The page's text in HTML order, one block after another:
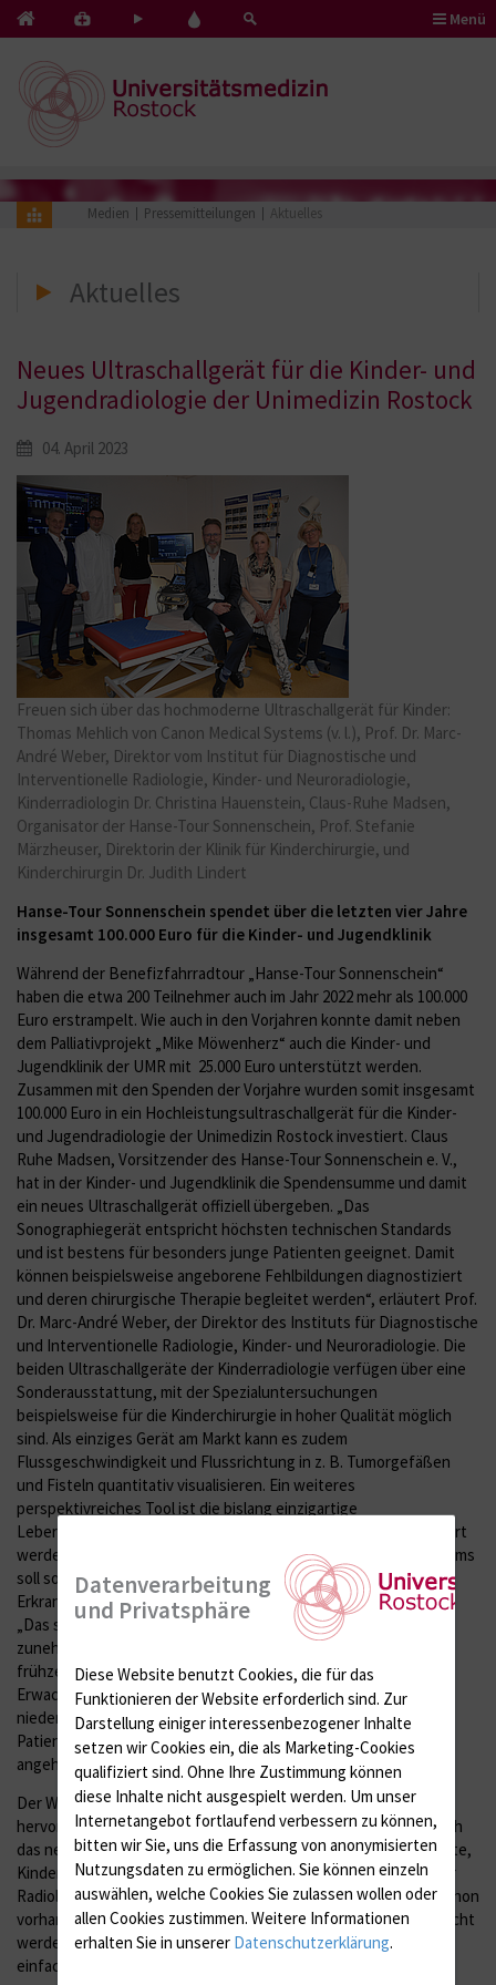
Kontakt
Notfälle
Pflege
Herz
Blut
Menü
Medien Pressemitteilungen Aktuelles
Aktuelles
Neues Ultraschallgerät für die Kinder- und
Jugendradiologie der Unimedizin Rostock
04. April 2023
Freuen sich über das hochmoderne Ultraschallgerät für Kinder:
Thomas Mehlich von Canon Medical Systems (v. l.), Prof. Dr. Marc-
André Weber, Direktor vom Institut für Diagnostische und
Interventionelle Radiologie, Kinder- und Neuroradiologie,
Kinderradiologin Dr. Christina Hauenstein, Claus-Ruhe Madsen,
Organisator der Hanse-Tour Sonnenschein, Prof. Stefanie
Märzheuser, Direktorin der Klinik für Kinderchirurgie, und
Kinderchirurgin Dr. Judith Lindert
Hanse-Tour Sonnenschein spendet über die letzten vier Jahre
insgesamt 100.000 Euro für die Kinder- und Jugendklinik
Während der Benefizfahrradtour „Hanse-Tour Sonnenschein“
haben die etwa 200 Teilnehmer auch im Jahr 2022 mehr als 100.000
Euro erstrampelt. Wie auch in den Vorjahren konnte damit neben
dem Palliativprojekt „Mike Möwenherz“ auch die Kinder- und
Jugendklinik der UMR mit 25.000 Euro unterstützt werden.
Zusammen mit den Spenden der Vorjahre wurden somit insgesamt
100.000 Euro in ein Hochleistungsultraschallgerät für die Kinder-
und Jugendradiologie der Unimedizin Rostock investiert. Claus
Ruhe Madsen, Vorsitzender des Hanse-Tour Sonnenschein e. V.,
hat in der Kinder- und Jugendklinik die Spendensumme und damit
ein neues Ultraschallgerät offiziell übergeben. „Das
Sonographiegerät entspricht höchsten technischen Standards
und ist bestens für besonders junge Patienten geeignet. Damit
können beispielsweise angeborene Fehlbildungen diagnostiziert
und deren chirurgische Therapie begleitet werden“, erläutert Prof.
Dr. Marc-André Weber, der Direktor des Instituts für Diagnostische
und Interventionelle Radiologie, Kinder- und Neuroradiologie. Die
beiden Ultraschallgeräte der Kinderradiologie verfügen über eine
Sonderausstattung, mit der Spezialuntersuchungen
beispielsweise für die Kinderchirurgie in hoher Qualität möglich
sind. Als einziges Gerät am Markt kann es zudem
Flussgeschwindigkeit und Flussrichtung in z. B. Tumorgefäßen
und Fisteln quantitativ visualisieren. Ein weiteres
perspektivreiches Tool ist die bislang einzigartige
Leberfettmessung mit der der Fettgehalt der Leber quantifiziert
werden kann. In Kooperation mit der Firma Canon Medical Systems
soll so eine Art Früherkennung für fettleberassoziierte
Erkrankungen bei Kindern und Jugendlichen etabliert werden.
„Das sind ganz wichtige Untersuchungsergebnisse bei der
zunehmenden Zahl an fettleibigen Kindern. So erkennen wir
frühzeitig Organveränderungen, die sonst erst im
Erwachsenenalter auftreten,“ so Weber. „Gemeinsam mit den
niedergelassenen Kinderärzten können wir bei diesen jungen
Patienten die Begleiterkrankungen der Adipositas besser
angehen.“
Der Wissenschaftliche Vorstand Prof. Dr. Emil Reisinger hebt
hervor, dass „neben der verbesserten Krankenversorgung durch
das neue Ultraschallgerät auch die Ausbildung junger Kinderärzte,
Kinderchirurgen und Radiologen sowie Medizinisch-technischer
Radiologieassistenten gewinnt.“ Denn das Gerät ergänzt ein schon
vorhandenes. So kann mehr und mit weniger Zeitdruck untersucht
werden. Auch Studien mit Probanden und Patienten sind nun
einfacher möglich.
Datenverarbeitung
und Privatsphäre
Diese Website benutzt Cookies, die für das
Funktionieren der Website erforderlich sind. Zur
Darstellung einiger interessenbezogener Inhalte
setzen wir Cookies ein, die als Marketing-Cookies
qualifiziert sind. Ohne Ihre Zustimmung können
diese Inhalte nicht ausgespielt werden. Um unser
Internetangebot fortlaufend verbessern zu können,
bitten wir Sie, uns die Erfassung von anonymisierten
Nutzungsdaten zu ermöglichen. Sie können einzeln
auswählen, welche Cookies Sie zulassen wollen oder
allen Cookies zustimmen. Weitere Informationen
erhalten Sie in unserer Datenschutzerklärung.